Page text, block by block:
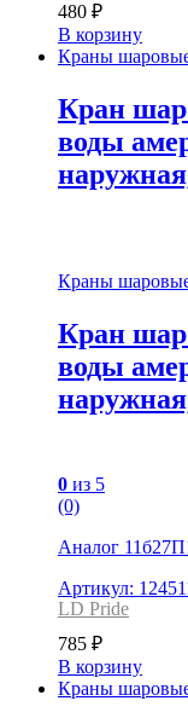
480 ₽
В корзину
Краны
Кран
воды
Краны
Кран
воды
0 из 5
(0)
Аналог
Артикул:
LD Pride
785 ₽
В корзину
Краны